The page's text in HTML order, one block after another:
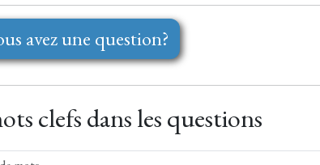
avez une question?
clefs dans les questions